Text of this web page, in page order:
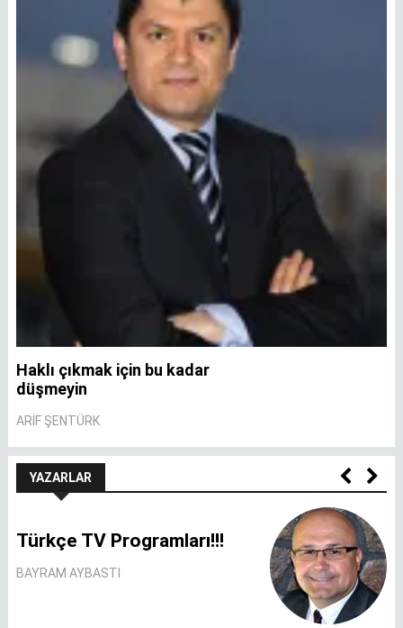
Haklı çıkmak için bu kadar
düşmeyin
ARIF ŞENTÜRK
YAZARLAR
Türkçe TV Programları!!!
BAYRAM AYBASTI